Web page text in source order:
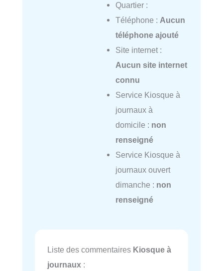
Quartier :
Téléphone : Aucun
téléphone ajouté
Site internet :
Aucun site internet
connu
Service Kiosque à
journaux à
domicile : non
renseigné
Service Kiosque à
journaux ouvert
dimanche : non
renseigné
Liste des commentaires Kiosque à
journaux :